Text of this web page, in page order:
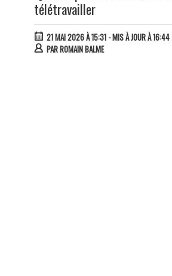
télétravailler
21 MAI 2026 À 15:31- MIS À JOUR À 16:44
PARROMAIN BALME